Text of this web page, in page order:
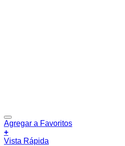
Agregar a Favoritos
+
Vista Rápida